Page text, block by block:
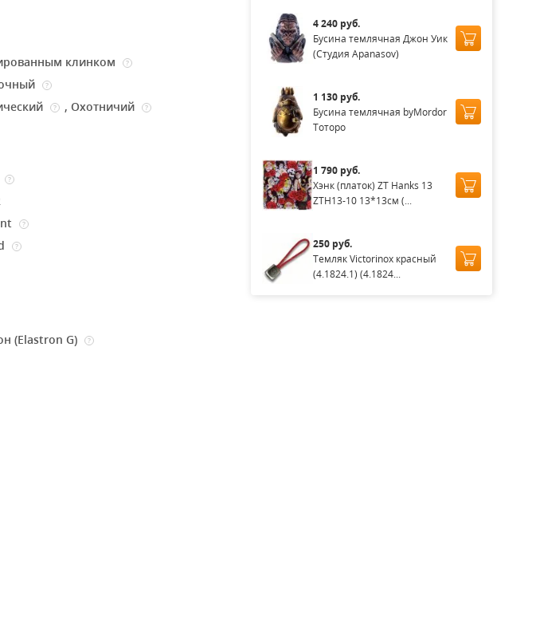
клинком ?
?
? ,Охотничий ?
?
?
?
(Elastron G) ?
4 240 руб.
Бусина темлячная Джон Уик
(Студия Apanasov)
1 130 руб.
Бусина темлячная byMordor
Тоторо
1 790 руб.
Хэнк (платок) ZT Hanks 13
ZTH13-10 13*13см (...
250 руб.
Темляк Victorinox красный
(4.1824.1) (4.1824...